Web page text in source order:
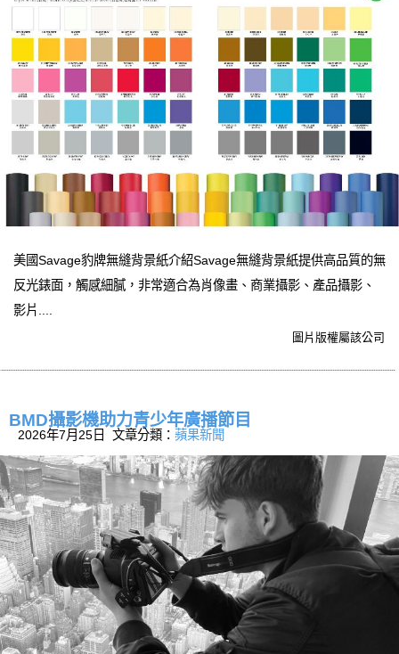
美國Savage豹牌無縫背景紙介紹Savage無縫背景紙提供高品質的無
反光錶面，觸感細膩，非常適合為肖像畫、商業攝影、產品攝影、
影片....
圖片版權屬該公司
BMD攝影機助力青少年廣播節目
2026年7月25日 文章分類： 蘋果新聞